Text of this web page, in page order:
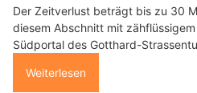
Der Zeitverlust beträgt bis zu 30
diesem Abschnitt mit
Südportal des Gotthard-
Weiterlesen